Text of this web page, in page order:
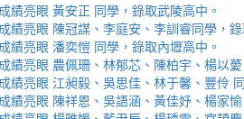
績亮眼 黃安正 同學，錄取武陵高中。
績亮眼 陳冠謀、李庭安、李訓睿同學，
績亮眼 潘奕愷 同學，錄取內壢高中。
績亮眼 農佩珊、林郁芯、陳柏宇、楊以
績亮眼 江昶毅、吳思佳、林于馨、豐伶
績亮眼 陳祥恩、吳語涵、黃佳妤、楊家